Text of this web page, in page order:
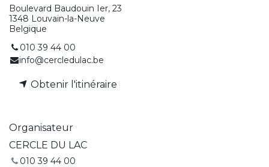
Boulevard Baudouin Ier, 23
1348 Louvain-la-Neuve
Belgique
010 39 44 00
info@cercledulac.be
Obtenir l'itinéraire
Organisateur
CERCLE DU LAC
010 39 44 00